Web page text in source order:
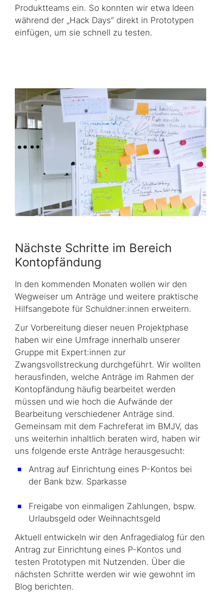
Produktteams ein. So konnten wir etwa Ideen
während der „Hack Days“ direkt in Prototypen
einfügen, um sie schnell zu testen.
Nächste Schritte im Bereich
Kontopfändung
In den kommenden Monaten wollen wir den
Wegweiser um Anträge und weitere praktische
Hilfsangebote für Schuldner:innen erweitern.
Zur Vorbereitung dieser neuen Projektphase
haben wir eine Umfrage innerhalb unserer
Gruppe mit Expert:innen zur
Zwangsvollstreckung durchgeführt. Wir wollten
herausfinden, welche Anträge im Rahmen der
Kontopfändung häufig bearbeitet werden
müssen und wie hoch die Aufwände der
Bearbeitung verschiedener Anträge sind.
Gemeinsam mit dem Fachreferat im BMJV, das
uns weiterhin inhaltlich beraten wird, haben wir
uns folgende erste Anträge herausgesucht:
Antrag auf Einrichtung eines P-Kontos bei
der Bank bzw. Sparkasse
Freigabe von einmaligen Zahlungen, bspw.
Urlaubsgeld oder Weihnachtsgeld
Aktuell entwickeln wir den Anfragedialog für den
Antrag zur Einrichtung eines P-Kontos und
testen Prototypen mit Nutzenden. Über die
nächsten Schritte werden wir wie gewohnt im
Blog berichten.